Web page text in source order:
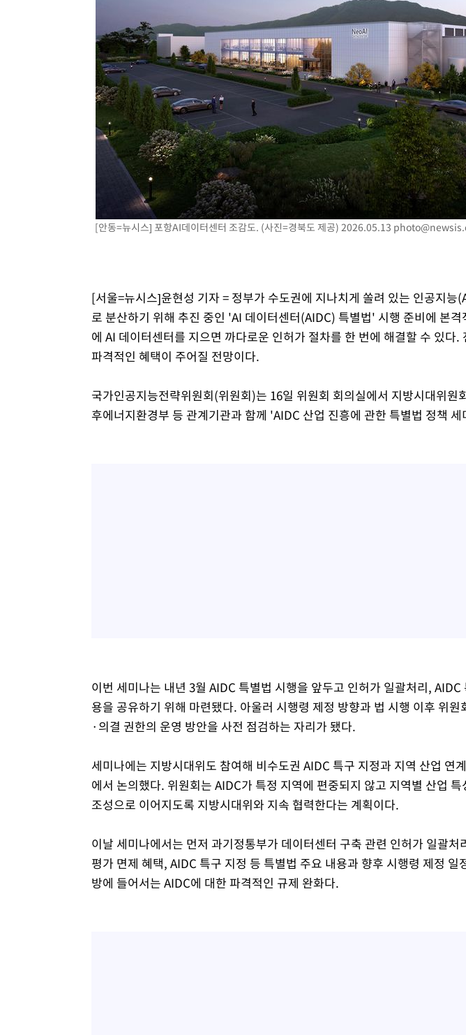
[안동=뉴시스] 포항AI데이터센터 조감도. (사진=경북도 제공) 2026.05.13
[서울=뉴시스]윤현성 기자 = 정부가 수도권에 지나치게 쏠려 있는 인공지능
로 분산하기 위해 추진 중인 'AI 데이터센터(AIDC) 특별법' 시행 준비에 본
에 AI 데이터센터를 지으면 까다로운 인허가 절차를 한 번에 해결할 수 있다.
파격적인 혜택이 주어질 전망이다.
국가인공지능전략위원회(위원회)는 16일 위원회 회의실에서 지방시대위원
후에너지환경부 등 관계기관과 함께 'AIDC 산업 진흥에 관한 특별법 정책
이번 세미나는 내년 3월 AIDC 특별법 시행을 앞두고 인허가 일괄처리,
용을 공유하기 위해 마련됐다. 아울러 시행령 제정 방향과 법 시행 이후 위원
·의결 권한의 운영 방안을 사전 점검하는 자리가 됐다.
세미나에는 지방시대위도 참여해 비수도권 AIDC 특구 지정과 지역 산업 연
에서 논의했다. 위원회는 AIDC가 특정 지역에 편중되지 않고 지역별 산업
조성으로 이어지도록 지방시대위와 지속 협력한다는 계획이다.
이날 세미나에서는 먼저 과기정통부가 데이터센터 구축 관련 인허가 일괄처
평가 면제 혜택, AIDC 특구 지정 등 특별법 주요 내용과 향후 시행령 제정 일
방에 들어서는 AIDC에 대한 파격적인 규제 완화다.